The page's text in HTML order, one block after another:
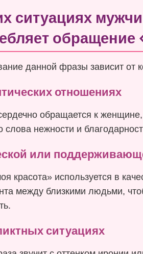
ситуациях
обращение
данной фразы зависит от
отношениях
обращается к
слова нежности и
или
красота» используется в
между близкими людьми,
ситуациях